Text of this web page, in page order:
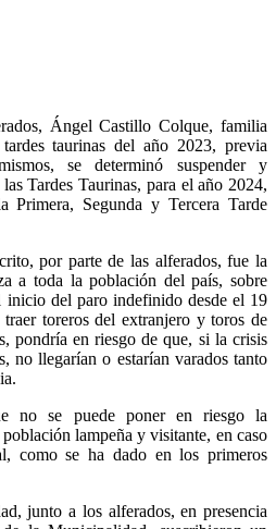
Ángel Castillo Colque, familia
taurinas del año 2023, previa
se determinó suspender y
Tardes Taurinas, para el año 2024,
Primera, Segunda y Tercera Tarde
por parte de las alferados, fue la
a toda la población del país, sobre
del paro indefinido desde el 19
toreros del extranjero y toros de
pondría en riesgo de que, si la crisis
no llegarían o estarían varados tanto
no se puede poner en riesgo la
lampeña y visitante, en caso
como se ha dado en los primeros
junto a los alferados, en presencia